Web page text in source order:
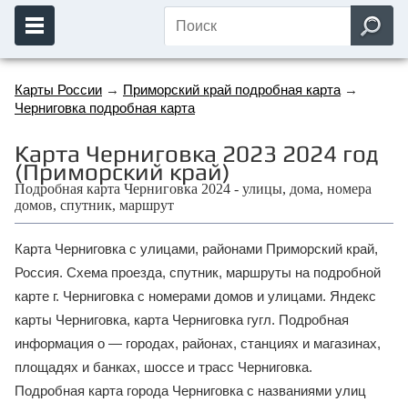
Карты России → Приморский край подробная карта →
Черниговка подробная карта
Карта Черниговка 2023 2024 год
(Приморский край)
Подробная карта Черниговка 2024 - улицы, дома, номера
домов, спутник, маршрут
Карта Черниговка с улицами, районами Приморский край,
Россия. Схема проезда, спутник, маршруты на подробной
карте г. Черниговка с номерами домов и улицами. Яндекс
карты Черниговка, карта Черниговка гугл. Подробная
информация о — городах, районах, станциях и магазинах,
площадях и банках, шоссе и трасс Черниговка.
Подробная карта города Черниговка с названиями улиц